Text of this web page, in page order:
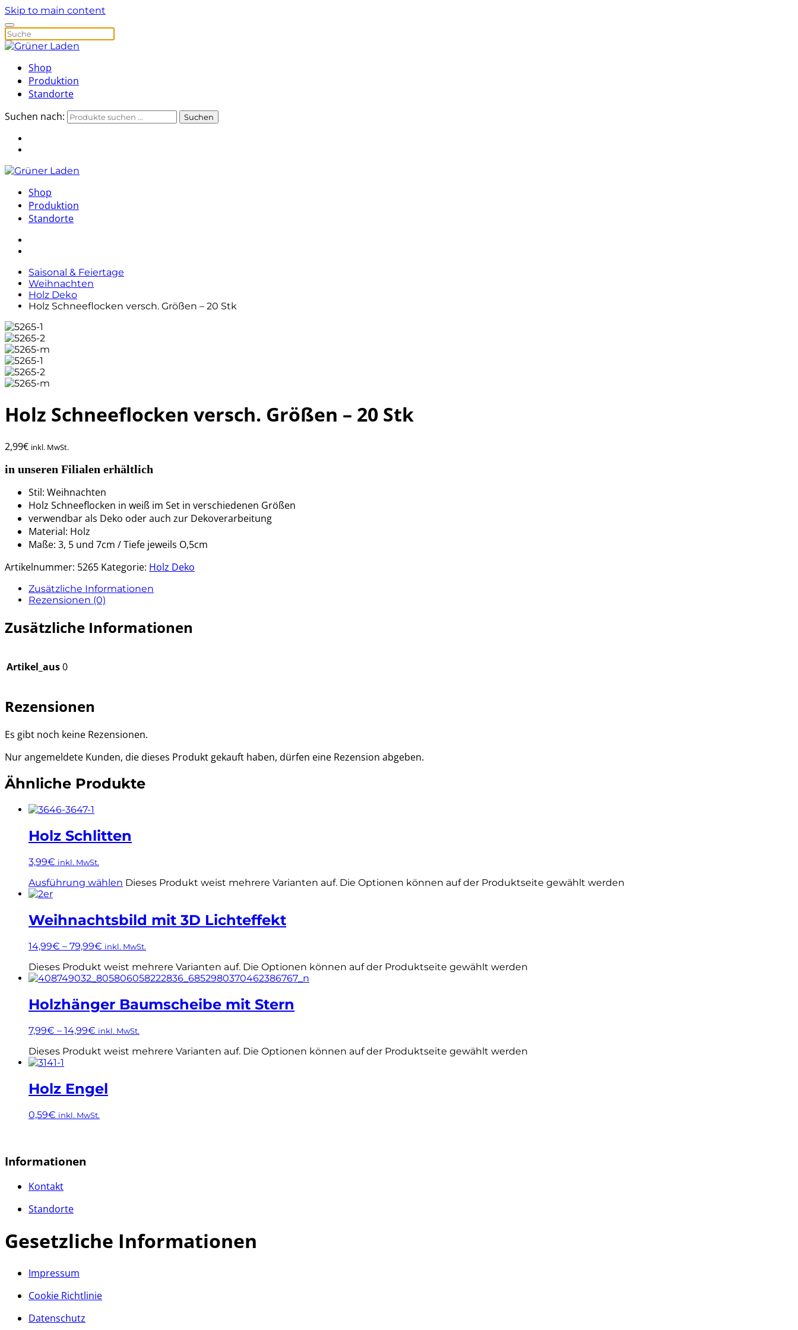
Skip to main content
Shop
Produktion
Standorte
Suchen nach:
Suchen
Shop
Produktion
Standorte
Saisonal & Feiertage
Weihnachten
Holz Deko
Holz Schneeflocken versch. Größen – 20 Stk
Holz Schneeflocken versch. Größen – 20 Stk
2,99€ inkl. MwSt.
in unseren Filialen erhältlich
Stil: Weihnachten
Holz Schneeflocken in weiß im Set in verschiedenen Größen
verwendbar als Deko oder auch zur Dekoverarbeitung
Material: Holz
Maße: 3, 5 und 7cm / Tiefe jeweils O,5cm
Artikelnummer: 5265 Kategorie: Holz Deko
Zusätzliche Informationen
Rezensionen (0)
Zusätzliche Informationen
Artikel_aus0
Rezensionen
Es gibt noch keine Rezensionen.
Nur angemeldete Kunden, die dieses Produkt gekauft haben, dürfen eine Rezension abgeben.
Ähnliche Produkte
Holz Schlitten
3,99€ inkl. MwSt.
Ausführung wählen Dieses Produkt weist mehrere Varianten auf. Die Optionen können auf der Produktseite gewählt werden
Weihnachtsbild mit 3D Lichteffekt
14,99€ – 79,99€ inkl. MwSt.
Dieses Produkt weist mehrere Varianten auf. Die Optionen können auf der Produktseite gewählt werden
Holzhänger Baumscheibe mit Stern
7,99€ – 14,99€ inkl. MwSt.
Dieses Produkt weist mehrere Varianten auf. Die Optionen können auf der Produktseite gewählt werden
Holz Engel
0,59€ inkl. MwSt.
Informationen
Kontakt
Standorte
Gesetzliche Informationen
Impressum
Cookie Richtlinie
Datenschutz